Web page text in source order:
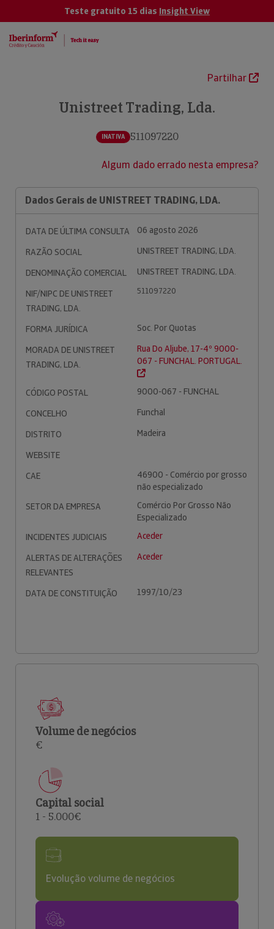
Teste gratuito 15 dias Insight View
Partilhar
Unistreet Trading, Lda.
INATIVA 511097220
Algum dado errado nesta empresa?
Dados Gerais de UNISTREET TRADING, LDA.
DATA DE ÚLTIMA CONSULTA
06 agosto 2026
RAZÃO SOCIAL
UNISTREET TRADING, LDA.
DENOMINAÇÃO COMERCIAL
UNISTREET TRADING, LDA.
NIF/NIPC DE UNISTREET
TRADING, LDA.
511097220
FORMA JURÍDICA
Soc. Por Quotas
MORADA DE UNISTREET
TRADING, LDA.
Rua Do Aljube, 17-4º 9000-
067 - FUNCHAL. PORTUGAL.
CÓDIGO POSTAL
9000-067 - FUNCHAL
CONCELHO
Funchal
DISTRITO
Madeira
WEBSITE
CAE
46900 - Comércio por grosso
não especializado
SETOR DA EMPRESA
Comércio Por Grosso Não
Especializado
INCIDENTES JUDICIAIS
Aceder
ALERTAS DE ALTERAÇÕES
RELEVANTES
Aceder
DATA DE CONSTITUIÇÃO 1997/10/23
Volume de negócios
€
Capital social
1 - 5.000€
Evolução volume de negócios